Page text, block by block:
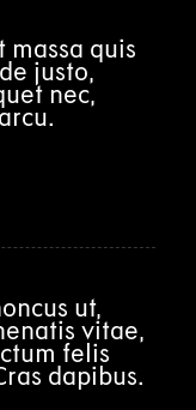
massa quis
justo,
nec,
ut,
vitae,
felis
dapibus.